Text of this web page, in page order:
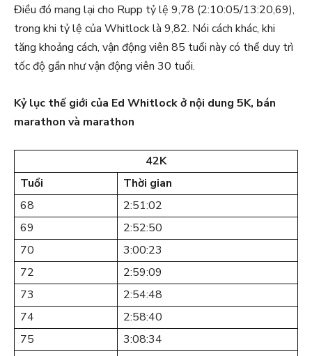
Điều đó mang lại cho Rupp tỷ lệ 9,78 (2:10:05/13:20,69),
trong khi tỷ lệ của Whitlock là 9,82. Nói cách khác, khi
tăng khoảng cách, vận động viên 85 tuổi này có thể duy trì
tốc độ gần như vận động viên 30 tuổi.
Kỷ lục thế giới của Ed Whitlock ở nội dung 5K, bán
marathon và marathon
42K
Tuổi
Thời gian
68
2:51:02
69
2:52:50
70
3:00:23
72
2:59:09
73
2:54:48
74
2:58:40
75
3:08:34